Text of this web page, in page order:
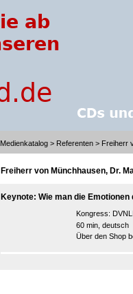
Medienkatalog > Referenten > Freiherr
Freiherr von Münchhausen, Dr.
Keynote: Wie man die
Kongress:
60 min, deutsch
Über den Shop